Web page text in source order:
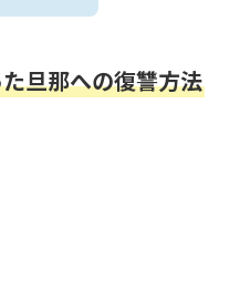
旦那への復讐方法